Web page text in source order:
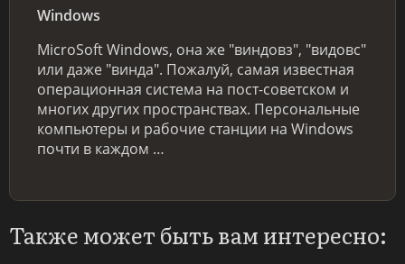
Windows
MicroSoft Windows, она же "виндовз", "видовс"
или даже "винда". Пожалуй, самая известная
операционная система на пост-советском и
многих других пространствах. Персональные
компьютеры и рабочие станции на Windows
почти в каждом …
Также может быть вам интересно: